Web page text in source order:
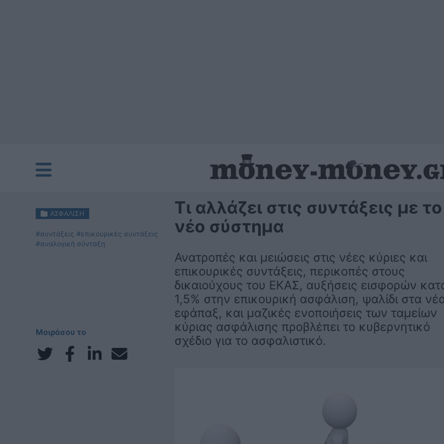
ΑΣΦΑΛΙΣΗ
#συντάξεις #επικουρικές συντάξεις
#αναλογική σύνταξη
Μοιράσου το
Τι αλλάζει στις συντάξεις με το
νέο σύστημα
Ανατροπές και μειώσεις στις νέες κύριες και
επικουρικές συντάξεις, περικοπές στους
δικαιούχους του ΕΚΑΣ, αυξήσεις εισφορών
1,5% στην επικουρική ασφάλιση, ψαλίδι στα
εφάπαξ, και μαζικές ενοποιήσεις των ταμείων
κύριας ασφάλισης προβλέπει το κυβερνητικό
σχέδιο για το ασφαλιστικό.